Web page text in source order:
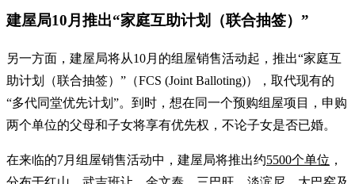
建屋局10月推出“家庭互助计划（联合抽签）”
另一方面，建屋局将从10月的组屋销售活动起，推出“家庭互
助计划（联合抽签）”（FCS (Joint Balloting)），取代现有的
“多代同堂优先计划”。到时，想在同一个预购组屋项目，申购
两个单位的父母和子女将享有优先权，不论子女是否已婚。
在来临的7月组屋销售活动中，建屋局将推出约5500个单位 ，